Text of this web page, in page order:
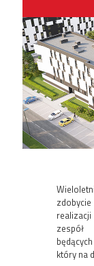
który na